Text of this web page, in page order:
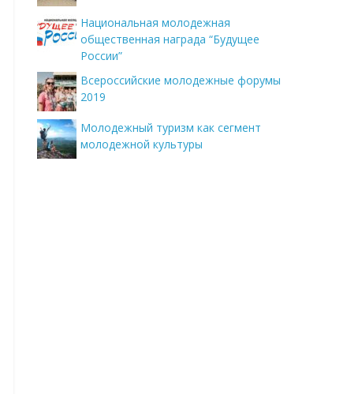
Национальная молодежная
общественная награда “Будущее
России”
Всероссийские молодежные форумы
2019
Молодежный туризм как сегмент
молодежной культуры